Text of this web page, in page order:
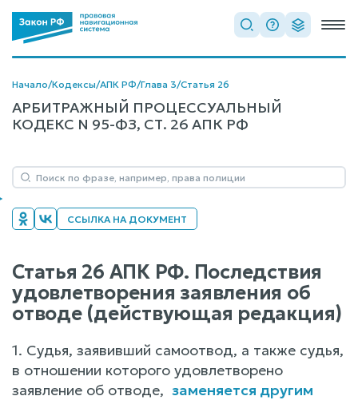
Начало/Кодексы/АПК РФ/Глава 3/Статья 26
АРБИТРАЖНЫЙ ПРОЦЕССУАЛЬНЫЙ
КОДЕКС N 95-ФЗ, СТ. 26 АПК РФ
ССЫЛКА НА ДОКУМЕНТ
Статья 26 АПК РФ. Последствия
удовлетворения заявления об
отводе (действующая редакция)
1. Судья, заявивший самоотвод, а также судья,
в отношении которого удовлетворено
заявление об отводе, заменяется другим